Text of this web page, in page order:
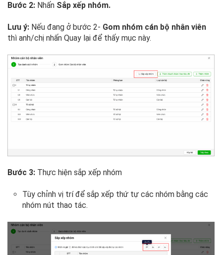
Bước 2: Nhấn Sắp xếp nhóm.
Lưu ý: Nếu đang ở bước 2- Gom nhóm cán bộ nhân viên
thì anh/chị nhấn Quay lại để thấy mục này.
Bước 3: Thực hiện sắp xếp nhóm
Tùy chỉnh vị trí để sắp xếp thứ tự các nhóm bằng các
nhóm nút thao tác.